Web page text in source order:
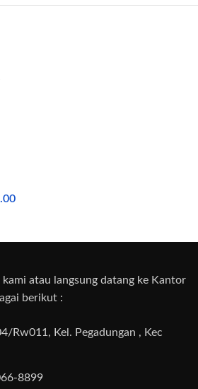
atau langsung datang ke Kantor
berikut :
Rw011, Kel. Pegadungan , Kec
8899